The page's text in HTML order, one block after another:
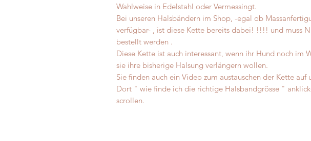
Wahlweise in Edelstahl oder Vermessingt.
Bei unseren Halsbändern im Shop, -egal ob
verfügbar- , ist diese Kette bereits dabei! !!!! und muss
bestellt werden .
Diese Kette ist auch interessant, wenn ihr Hund noch im
sie ihre bisherige Halsung verlängern wollen.
Sie finden auch ein Video zum austauschen der Kette auf
Dort " wie finde ich die richtige Halsbandgrösse "
scrollen.